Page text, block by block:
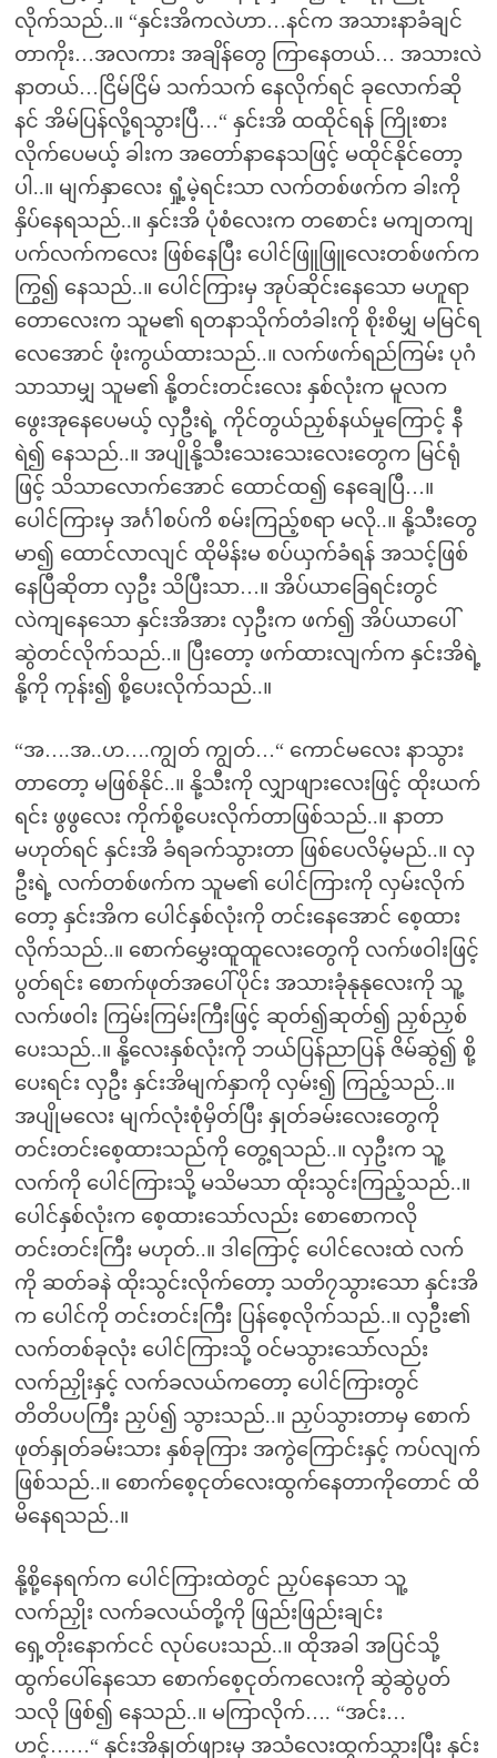
လိုက်သည်..။ “နှင်းအိကလဲဟာ…နင်က အသားနာခံချင်
တာကိုး…အလကား အချိန်တွေ ကြာနေတယ်… အသားလဲ
နာတယ်…ငြိမ်ငြိမ် သက်သက် နေလိုက်ရင် ခုလောက်ဆို
နင် အိမ်ပြန်လို့ရသွားပြီ…“ နှင်းအိ ထထိုင်ရန် ကြိုးစား
လိုက်ပေမယ့် ခါးက အတော်နာနေသဖြင့် မထိုင်နိုင်တော့
ပါ..။ မျက်နှာလေး ရှုံ့မဲ့ရင်းသာ လက်တစ်ဖက်က ခါးကို
နှိပ်နေရသည်..။ နှင်းအိ ပုံစံလေးက တစောင်း မကျတကျ
ပက်လက်ကလေး ဖြစ်နေပြီး ပေါင်ဖြူဖြူလေးတစ်ဖက်က
ကြွ၍ နေသည်..။ ပေါင်ကြားမှ အုပ်ဆိုင်းနေသော မဟူရာ
တောလေးက သူမ၏ ရတနာသိုက်တံခါးကို စိုးစိမျှ မမြင်ရ
လေအောင် ဖုံးကွယ်ထားသည်..။ လက်ဖက်ရည်ကြမ်း ပုဂံ
သာသာမျှ သူမ၏ နို့တင်းတင်းလေး နှစ်လုံးက မူလက
ဖွေးအုနေပေမယ့် လှဦးရဲ့ ကိုင်တွယ်ညှစ်နယ်မှုကြောင့် နီ
ရဲ၍ နေသည်..။ အပျိုနို့သီးသေးသေးလေးတွေက မြင်ရုံ
ဖြင့် သိသာလောက်အောင် ထောင်ထ၍ နေချေပြီ…။
ပေါင်ကြားမှ အင်္ဂါစပ်ကိ စမ်းကြည့်စရာ မလို..။ နို့သီးတွေ
မာ၍ ထောင်လာလျင် ထိုမိန်းမ စပ်ယှက်ခံရန် အသင့်ဖြစ်
နေပြီဆိုတာ လှဦး သိပြီးသာ…။ အိပ်ယာခြေရင်းတွင်
လဲကျနေသော နှင်းအိအား လှဦးက ဖက်၍ အိပ်ယာပေါ်
ဆွဲတင်လိုက်သည်..။ ပြီးတော့ ဖက်ထားလျက်က နှင်းအိရဲ့
နို့ကို ကုန်း၍ စို့ပေးလိုက်သည်..။
“အ….အ..ဟ….ကျွတ် ကျွတ်…“ ကောင်မလေး နာသွား
တာတော့ မဖြစ်နိုင်..။ နို့သီးကို လျှာဖျားလေးဖြင့် ထိုးယက်
ရင်း ဖွဖွလေး ကိုက်စို့ပေးလိုက်တာဖြစ်သည်..။ နာတာ
မဟုတ်ရင် နှင်းအိ ခံရခက်သွားတာ ဖြစ်ပေလိမ့်မည်..။ လှ
ဦးရဲ့ လက်တစ်ဖက်က သူမ၏ ပေါင်ကြားကို လှမ်းလိုက်
တော့ နှင်းအိက ပေါင်နှစ်လုံးကို တင်းနေအောင် စေ့ထား
လိုက်သည်..။ စောက်မွှေးထူထူလေးတွေကို လက်ဖဝါးဖြင့်
ပွတ်ရင်း စောက်ဖုတ်အပေါ်ပိုင်း အသားခုံနုနုလေးကို သူ့
လက်ဖဝါး ကြမ်းကြမ်းကြီးဖြင့် ဆုတ်၍ဆုတ်၍ ညှစ်ညှစ်
ပေးသည်..။ နို့လေးနှစ်လုံးကို ဘယ်ပြန်ညာပြန် ဇိမ်ဆွဲ၍ စို့
ပေးရင်း လှဦး နှင်းအိမျက်နှာကို လှမ်း၍ ကြည့်သည်..။
အပျိုမလေး မျက်လုံးစုံမှိတ်ပြီး နှုတ်ခမ်းလေးတွေကို
တင်းတင်းစေ့ထားသည်ကို တွေ့ရသည်..။ လှဦးက သူ့
လက်ကို ပေါင်ကြားသို့ မသိမသာ ထိုးသွင်းကြည့်သည်..။
ပေါင်နှစ်လုံးက စေ့ထားသော်လည်း စောစောကလို
တင်းတင်းကြီး မဟုတ်..။ ဒါကြောင့် ပေါင်လေးထဲ လက်
ကို ဆတ်ခနဲ ထိုးသွင်းလိုက်တော့ သတိ၇သွားသော နှင်းအိ
က ပေါင်ကို တင်းတင်းကြီး ပြန်စေ့လိုက်သည်..။ လှဦး၏
လက်တစ်ခုလုံး ပေါင်ကြားသို့ ဝင်မသွားသော်လည်း
လက်ညှိုးနှင့် လက်ခလယ်ကတော့ ပေါင်ကြားတွင်
တိတိပပကြီး ညှပ်၍ သွားသည်..။ ညှပ်သွားတာမှ စောက်
ဖုတ်နှုတ်ခမ်းသား နှစ်ခုကြား အကွဲကြောင်းနှင့် ကပ်လျက်
ဖြစ်သည်..။ စောက်စေ့ငုတ်လေးထွက်နေတာကိုတောင် ထိ
မိနေရသည်..။
နို့စို့နေရက်က ပေါင်ကြားထဲတွင် ညှပ်နေသော သူ့
လက်ညှိုး လက်ခလယ်တို့ကို ဖြည်းဖြည်းချင်း
ရှေ့တိုးနောက်ငင် လုပ်ပေးသည်..။ ထိုအခါ အပြင်သို့
ထွက်ပေါ်နေသော စောက်စေ့ငုတ်ကလေးကို ဆွဲဆွဲပွတ်
သလို ဖြစ်၍ နေသည်..။ မကြာလိုက်…. “အင်း…
ဟင့်……“ နှင်းအိနှုတ်ဖျားမှ အသံလေးထွက်သွားပြီး နှင်း